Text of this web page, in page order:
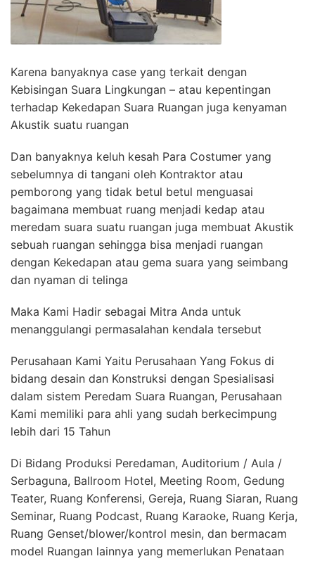
Karena banyaknya case yang terkait dengan
Kebisingan Suara Lingkungan – atau kepentingan
terhadap Kekedapan Suara Ruangan juga kenyaman
Akustik suatu ruangan
Dan banyaknya keluh kesah Para Costumer yang
sebelumnya di tangani oleh Kontraktor atau
pemborong yang tidak betul betul menguasai
bagaimana membuat ruang menjadi kedap atau
meredam suara suatu ruangan juga membuat Akustik
sebuah ruangan sehingga bisa menjadi ruangan
dengan Kekedapan atau gema suara yang seimbang
dan nyaman di telinga
Maka Kami Hadir sebagai Mitra Anda untuk
menanggulangi permasalahan kendala tersebut
Perusahaan Kami Yaitu Perusahaan Yang Fokus di
bidang desain dan Konstruksi dengan Spesialisasi
dalam sistem Peredam Suara Ruangan, Perusahaan
Kami memiliki para ahli yang sudah berkecimpung
lebih dari 15 Tahun
Di Bidang Produksi Peredaman, Auditorium / Aula /
Serbaguna, Ballroom Hotel, Meeting Room, Gedung
Teater, Ruang Konferensi, Gereja, Ruang Siaran, Ruang
Seminar, Ruang Podcast, Ruang Karaoke, Ruang Kerja,
Ruang Genset/blower/kontrol mesin, dan bermacam
model Ruangan lainnya yang memerlukan Penataan